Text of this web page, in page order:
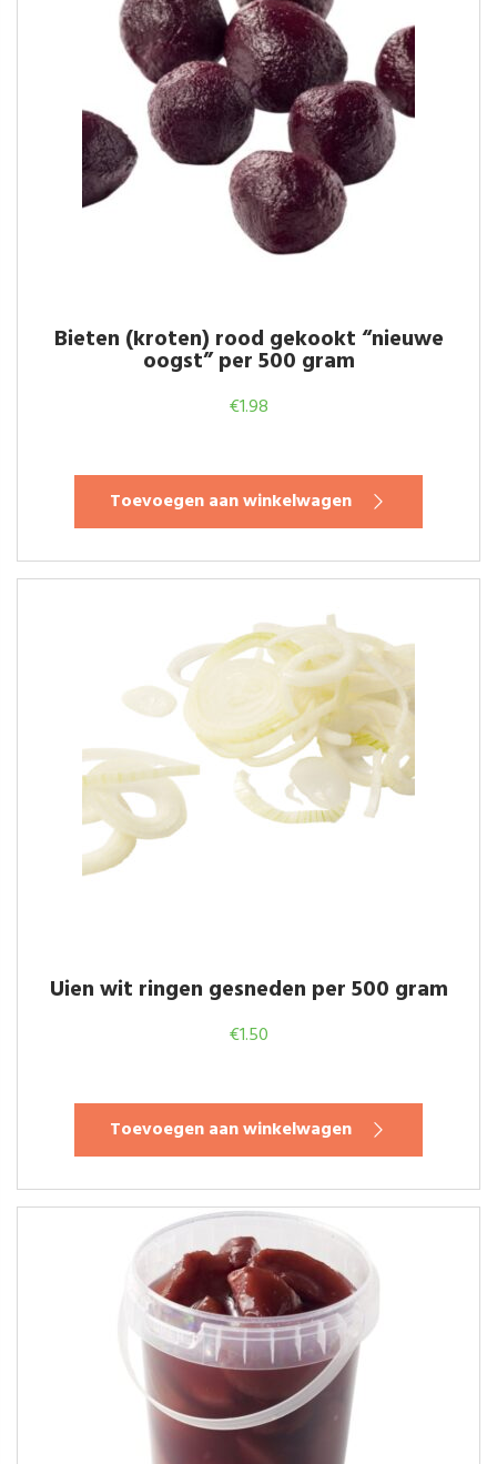
Bieten (kroten) rood gekookt “nieuwe
oogst” per 500 gram
€1.98
Toevoegen aan winkelwagen
Uien wit ringen gesneden per 500 gram
€1.50
Toevoegen aan winkelwagen